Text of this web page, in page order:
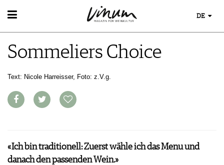
WEIN
WEINSUCHE
GUIDE WEINGÜTER
WINETRADECLUB
WEINE DES MONATS
TRINKREIFETABELLE
WEINWISSEN
WEINGESCHICHTE
WEINLAGERUNG
NEWS
DE
Sommeliers Choice
Text: Nicole Harreisser, Foto: z.V.g.
« Ich bin traditionell: Zuerst wähle ich das Menu und
danach den passenden Wein.»